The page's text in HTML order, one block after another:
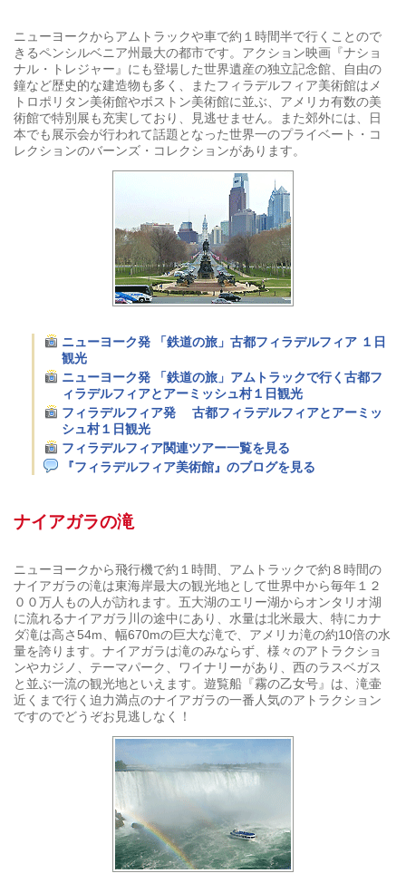
ニューヨークからアムトラックや車で約１時間半で行くことので
きるペンシルベニア州最大の都市です。アクション映画『ナショ
ナル・トレジャー』にも登場した世界遺産の独立記念館、自由の
鐘など歴史的な建造物も多く、またフィラデルフィア美術館はメ
トロポリタン美術館やボストン美術館に並ぶ、アメリカ有数の美
術館で特別展も充実しており、見逃せません。また郊外には、日
本でも展示会が行われて話題となった世界一のプライベート・コ
レクションのバーンズ・コレクションがあります。
ニューヨーク発 「鉄道の旅」古都フィラデルフィア １日
観光
ニューヨーク発 「鉄道の旅」アムトラックで行く古都フ
ィラデルフィアとアーミッシュ村１日観光
フィラデルフィア発 古都フィラデルフィアとアーミッ
シュ村１日観光
フィラデルフィア関連ツアー一覧を見る
『フィラデルフィア美術館』のブログを見る
ナイアガラの滝
ニューヨークから飛行機で約１時間、アムトラックで約８時間の
ナイアガラの滝は東海岸最大の観光地として世界中から毎年１２
００万人もの人が訪れます。五大湖のエリー湖からオンタリオ湖
に流れるナイアガラ川の途中にあり、水量は北米最大、特にカナ
ダ滝は高さ54m、幅670mの巨大な滝で、アメリカ滝の約10倍の水
量を誇ります。ナイアガラは滝のみならず、様々のアトラクショ
ンやカジノ、テーマパーク、ワイナリーがあり、西のラスベガス
と並ぶ一流の観光地といえます。遊覧船『霧の乙女号』は、滝壷
近くまで行く迫力満点のナイアガラの一番人気のアトラクション
ですのでどうぞお見逃しなく！